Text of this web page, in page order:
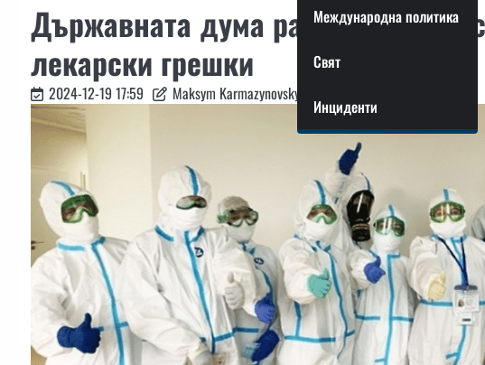
Международна политика
Свят
Инциденти
Държавната дума разреши да не
лекарски грешки
2024-12-19 17:59 Maksym Karmazynovskyi